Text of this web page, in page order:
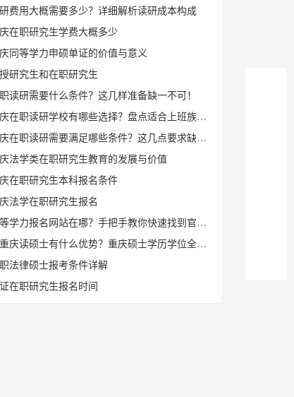
费用大概需要多少？详细解析读研成本构成
在职研究生学费大概多少
同等学力申硕单证的价值与意义
研究生和在职研究生
读研需要什么条件？这几样准备缺一不可！
在职读研学校有哪些选择？盘点适合上班族的重庆在职研究生院校
在职读研需要满足哪些条件？这几点要求缺一不可
法学类在职研究生教育的发展与价值
在职研究生本科报名条件
法学在职研究生报名
学力报名网站在哪？手把手教你快速找到官方报名入口
庆读硕士有什么优势？重庆硕士学历学位全面解析
法律硕士报考条件详解
在职研究生报名时间